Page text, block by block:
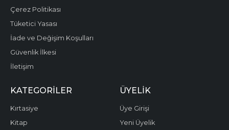
Çerez Politikası
Tüketici Yasası
İade ve Değişim Koşulları
Güvenlik İlkesi
İletişim
KATEGORILER
Kırtasiye
Kitap
ÜYELIK
Üye Girişi
Yeni Üyelik